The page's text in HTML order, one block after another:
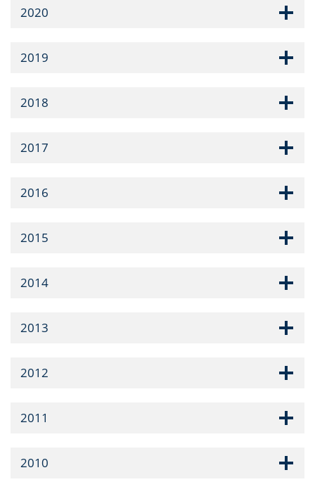
2020
2019
2018
2017
2016
2015
2014
2013
2012
2011
2010